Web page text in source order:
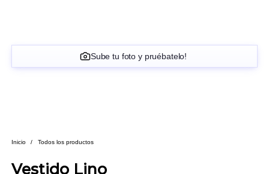
Inicio / Todos los productos
Vestido Lino
Sube tu foto y pruébatelo!